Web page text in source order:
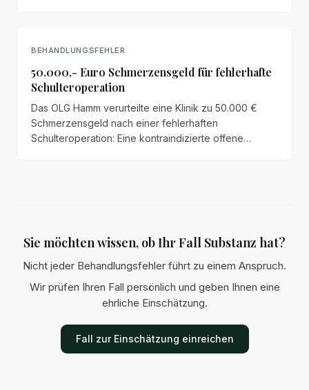
BEHANDLUNGSFEHLER
50.000,- Euro Schmerzensgeld für fehlerhafte
Schulteroperation
Das OLG Hamm verurteilte eine Klinik zu 50.000 €
Schmerzensgeld nach einer fehlerhaften
Schulteroperation: Eine kontraindizierte offene
Sie möchten wissen, ob Ihr Fall Substanz hat?
Nicht jeder Behandlungsfehler führt zu einem Anspruch.
Wir prüfen Ihren Fall persönlich und geben Ihnen eine
ehrliche Einschätzung.
Fall zur Einschätzung einreichen